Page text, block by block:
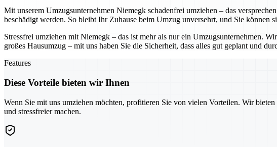
Mit unserem Umzugsunternehmen Niemegk schadenfrei umziehen – das
beschädigt werden. So bleibt Ihr Zuhause beim Umzug unversehrt, und Sie
Stressfrei umziehen mit Niemegk – das ist mehr als nur ein Umzugsunternehmen.
großes Hausumzug – mit uns haben Sie die Sicherheit, dass alles gut geplant und
Features
Diese Vorteile bieten wir Ihnen
Wenn Sie mit uns umziehen möchten, profitieren Sie von vielen Vorteilen. Wir
und stressfreier machen.